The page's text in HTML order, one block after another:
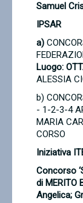
Samuel
IPSAR
a)
Luogo:
ALESSIA
b)
- 1-2-3-4
MARIA
CORSO
Iniziativa
Concorso
di MERITO
Angelica;